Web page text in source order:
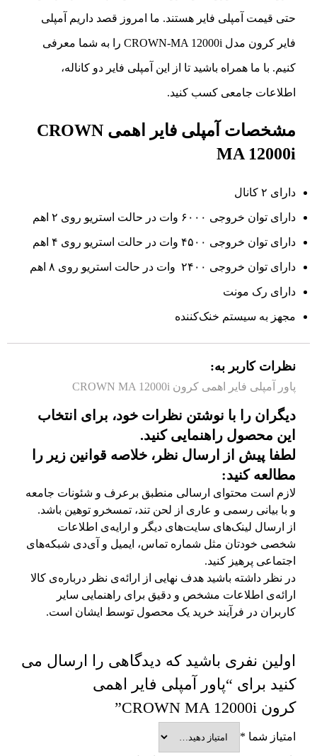
حتی قیمت آمپلی فایر هستند. ما امروز قصد داریم آمپلی
فایر کرون مدل CROWN-MA 12000i را به شما معرفی
کنیم. با ما همراه باشید تا از این آمپلی فایر دو کاناله،
اطلاعات جامعی کسب کنید.
مشخصات آمپلی فایر اهمی CROWN
MA 12000i
دارای ۲ کانال
دارای توان خروجی ۶۰۰۰ وات در حالت استریو روی ۲ اهم
دارای توان خروجی ۴۵۰۰ وات در حالت استریو روی ۴ اهم
دارای توان خروجی ۲۴۰۰ وات در حالت استریو روی ۸ اهم
دارای رک مونت
مجهز به سیستم خنک‌کننده
نظرات کاربر به:
پاور آمپلی فایر اهمی کرون CROWN MA 12000i
دیگران را با نوشتن نظرات خود، برای انتخاب
این محصول راهنمایی کنید.
لطفا پیش از ارسال نظر، خلاصه قوانین زیر را
مطالعه کنید:
لازم است محتوای ارسالی منطبق برعرف و شئونات جامعه
و با بیانی رسمی و عاری از لحن تند، تمسخرو توهین باشد.
از ارسال لینک‌های سایت‌های دیگر و ارایه‌ی اطلاعات
شخصی خودتان مثل شماره تماس، ایمیل و آی‌دی شبکه‌های
اجتماعی پرهیز کنید.
در نظر داشته باشید هدف نهایی از ارائه‌ی نظر درباره‌ی کالا
ارائه‌ی اطلاعات مشخص و دقیق برای راهنمایی سایر
کاربران در فرآیند خرید یک محصول توسط ایشان است.
اولین نفری باشید که دیدگاهی را ارسال می
کنید برای “پاور آمپلی فایر اهمی
کرون CROWN MA 12000i”
امتیاز شما*